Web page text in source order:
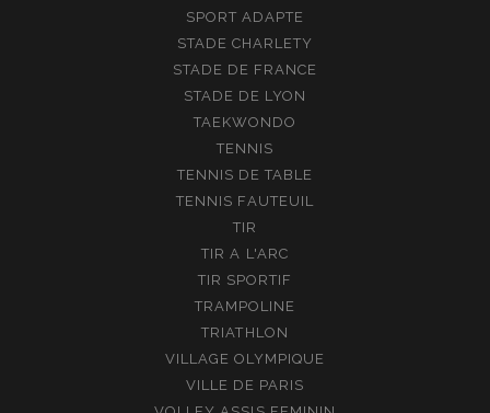
SPORT ADAPTE
STADE CHARLETY
STADE DE FRANCE
STADE DE LYON
TAEKWONDO
TENNIS
TENNIS DE TABLE
TENNIS FAUTEUIL
TIR
TIR A L'ARC
TIR SPORTIF
TRAMPOLINE
TRIATHLON
VILLAGE OLYMPIQUE
VILLE DE PARIS